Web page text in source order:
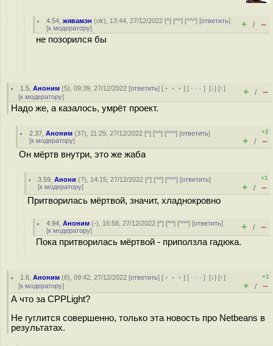
4.54 ,жявамэн (ok), 13:44, 27/12/2022 [^] [^^] [^^^] [ответить]
[к модератору] + / –
не позорился бы
1.5 ,Аноним (5), 09:39, 27/12/2022 [ответить] [ ﹢﹢﹢] [ · · ·][↓] [↑]
[к модератору] + / –
Надо же, а казалось, умрёт проект.
2.37 ,Аноним (37), 11:29, 27/12/2022 [^] [^^] [^^^] [ответить]
[к модератору]
+2
+ / –
Он мёртв внутри, это же жаба
3.59 ,Анони (?), 14:15, 27/12/2022 [^] [^^] [^^^] [ответить]
[к модератору]
+1
+ / –
Притворилась мёртвой, значит, хладнокровно
4.94 ,Аноним (-), 16:58, 27/12/2022 [^] [^^] [^^^] [ответить]
[к модератору] + / –
Пока притворилась мёртвой - приползла гадюка.
1.6 ,Аноним (6), 09:42, 27/12/2022 [ответить] [ ﹢﹢﹢] [ · · ·][↓] [↑]
[к модератору]
+1
+ / –
А что за CPPLight?
Не гуглится совершенно, только эта новость про Netbeans в
результатах.